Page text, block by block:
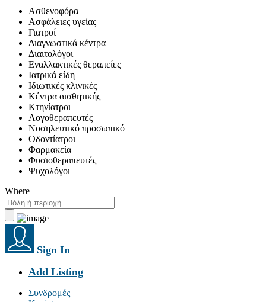
Ασθενοφόρα
Ασφάλειες υγείας
Γιατροί
Διαγνωστικά κέντρα
Διαιτολόγοι
Εναλλακτικές θεραπείες
Ιατρικά είδη
Ιδιωτικές κλινικές
Κέντρα αισθητικής
Κτηνίατροι
Λογοθεραπευτές
Νοσηλευτικό προσωπικό
Οδοντίατροι
Φαρμακεία
Φυσιοθεραπευτές
Ψυχολόγοι
Where
Sign In
Add Listing
Συνδρομές